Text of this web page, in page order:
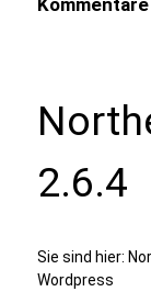
2.6.4
Sie sind hier:
Wordpress